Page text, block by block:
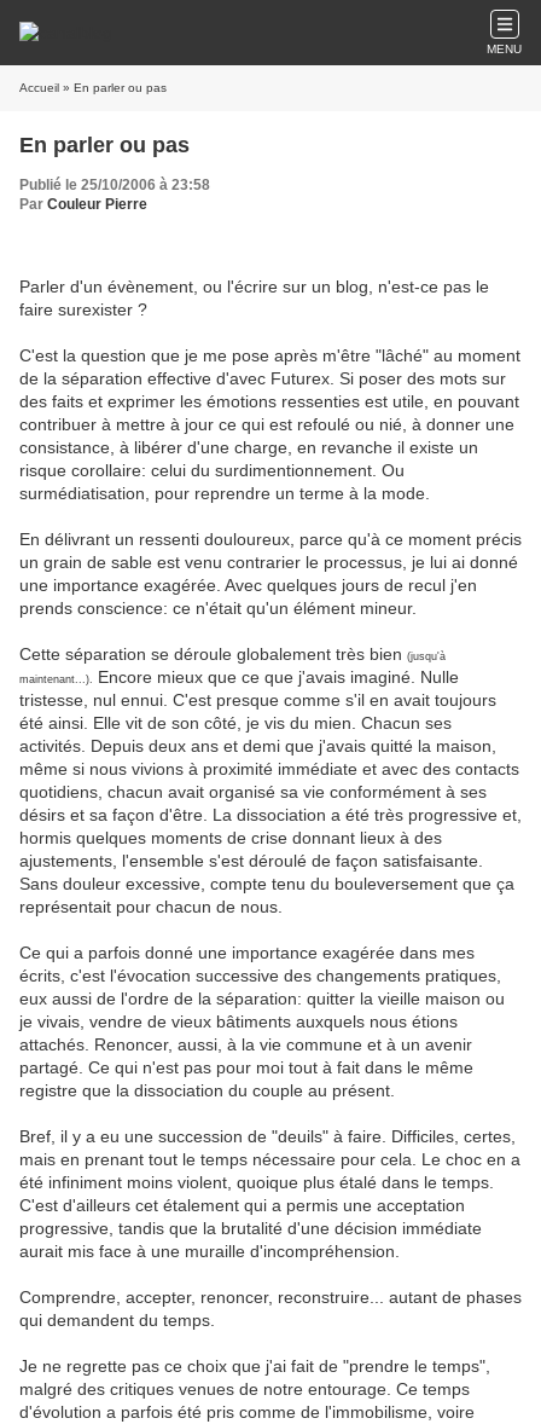
MENU
Accueil » En parler ou pas
En parler ou pas
Publié le 25/10/2006 à 23:58
Par Couleur Pierre
Parler d'un évènement, ou l'écrire sur un blog, n'est-ce pas le
faire surexister ?
C'est la question que je me pose après m'être "lâché" au moment
de la séparation effective d'avec Futurex. Si poser des mots sur
des faits et exprimer les émotions ressenties est utile, en pouvant
contribuer à mettre à jour ce qui est refoulé ou nié, à donner une
consistance, à libérer d'une charge, en revanche il existe un
risque corollaire: celui du surdimentionnement. Ou
surmédiatisation, pour reprendre un terme à la mode.
En délivrant un ressenti douloureux, parce qu'à ce moment précis
un grain de sable est venu contrarier le processus, je lui ai donné
une importance exagérée. Avec quelques jours de recul j'en
prends conscience: ce n'était qu'un élément mineur.
Cette séparation se déroule globalement très bien (jusqu'à
maintenant...). Encore mieux que ce que j'avais imaginé. Nulle
tristesse, nul ennui. C'est presque comme s'il en avait toujours
été ainsi. Elle vit de son côté, je vis du mien. Chacun ses
activités. Depuis deux ans et demi que j'avais quitté la maison,
même si nous vivions à proximité immédiate et avec des contacts
quotidiens, chacun avait organisé sa vie conformément à ses
désirs et sa façon d'être. La dissociation a été très progressive et,
hormis quelques moments de crise donnant lieux à des
ajustements, l'ensemble s'est déroulé de façon satisfaisante.
Sans douleur excessive, compte tenu du bouleversement que ça
représentait pour chacun de nous.
Ce qui a parfois donné une importance exagérée dans mes
écrits, c'est l'évocation successive des changements pratiques,
eux aussi de l'ordre de la séparation: quitter la vieille maison ou
je vivais, vendre de vieux bâtiments auxquels nous étions
attachés. Renoncer, aussi, à la vie commune et à un avenir
partagé. Ce qui n'est pas pour moi tout à fait dans le même
registre que la dissociation du couple au présent.
Bref, il y a eu une succession de "deuils" à faire. Difficiles, certes,
mais en prenant tout le temps nécessaire pour cela. Le choc en a
été infiniment moins violent, quoique plus étalé dans le temps.
C'est d'ailleurs cet étalement qui a permis une acceptation
progressive, tandis que la brutalité d'une décision immédiate
aurait mis face à une muraille d'incompréhension.
Comprendre, accepter, renoncer, reconstruire... autant de phases
qui demandent du temps.
Je ne regrette pas ce choix que j'ai fait de "prendre le temps",
malgré des critiques venues de notre entourage. Ce temps
d'évolution a parfois été pris comme de l'immobilisme, voire